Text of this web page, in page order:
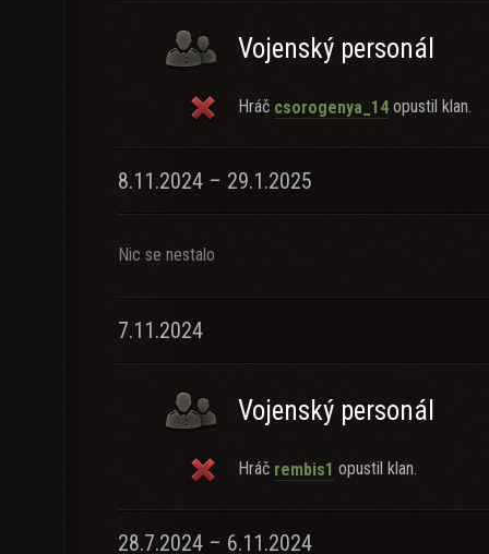
Vojenský personál
Hráč csorogenya_14 opustil klan.
8.11.2024 – 29.1.2025
Nic se nestalo
7.11.2024
Vojenský personál
Hráč rembis1 opustil klan.
28.7.2024 – 6.11.2024